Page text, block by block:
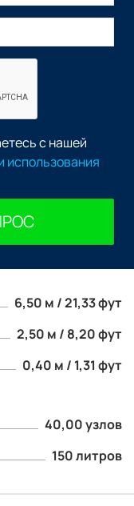
6,50 м / 21,33 фут
2,50 м / 8,20 фут
0,40 м / 1,31 фут
40,00 узлов
150 литров
с нашей
использования